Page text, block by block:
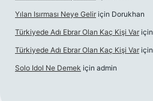
Yılan Isırması Neye Gelir için Dorukhan
Türkiyede Adı Ebrar Olan Kaç Kişi Var için
Türkiyede Adı Ebrar Olan Kaç Kişi Var için
Solo Idol Ne Demek için admin